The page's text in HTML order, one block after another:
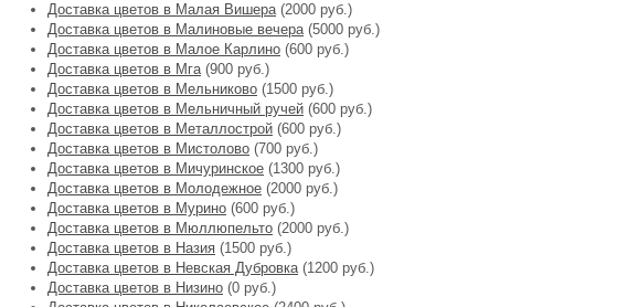
Доставка цветов в Малая Вишера(2000 руб.)
Доставка цветов в Малиновые вечера(5000 руб.)
Доставка цветов в Малое Карлино (600 руб.)
Доставка цветов в Мга(900 руб.)
Доставка цветов в Мельниково (1500 руб.)
Доставка цветов в Мельничный ручей (600 руб.)
Доставка цветов в Металлострой (600 руб.)
Доставка цветов в Мистолово (700 руб.)
Доставка цветов в Мичуринское (1300 руб.)
Доставка цветов в Молодежное (2000 руб.)
Доставка цветов в Мурино (600 руб.)
Доставка цветов в Мюллюпельто (2000 руб.)
Доставка цветов в Назия (1500 руб.)
Доставка цветов в Невская Дубровка(1200 руб.)
Доставка цветов в Низино (0 руб.)